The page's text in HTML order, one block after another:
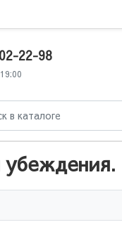
22-98